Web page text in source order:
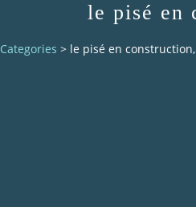
le pisé en
Categories > le pisé en